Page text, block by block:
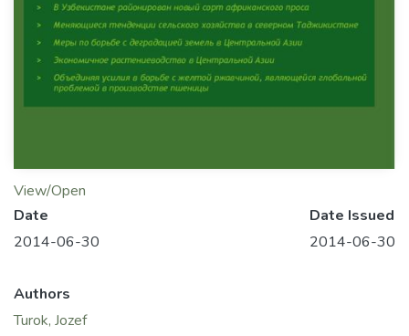
View/Open
Date
2014-06-30
Date Issued
2014-06-30
Authors
Turok, Jozef